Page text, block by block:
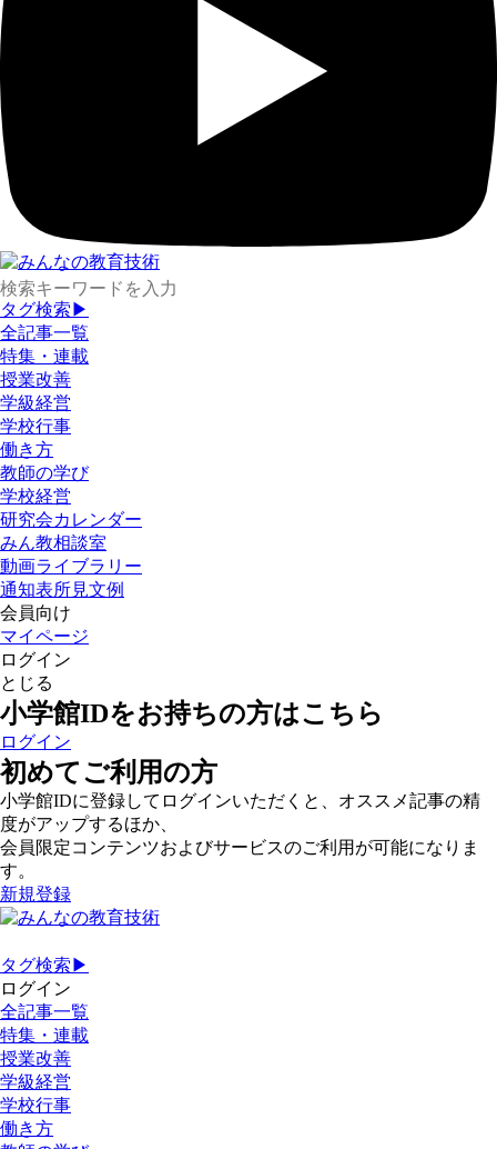
タグ検索▶
全記事一覧
特集・連載
授業改善
学級経営
学校行事
働き方
教師の学び
学校経営
研究会カレンダー
みん教相談室
動画ライブラリー
通知表所見文例
会員向け
マイページ
ログイン
とじる
小学館IDをお持ちの方はこちら
ログイン
初めてご利用の方
小学館IDに登録してログインいただくと、オススメ記事の精
度がアップするほか、
会員限定コンテンツおよびサービスのご利用が可能になりま
す。
新規登録
タグ検索▶
ログイン
全記事一覧
特集・連載
授業改善
学級経営
学校行事
働き方